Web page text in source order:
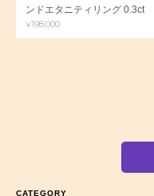
ンドエタニティリング 0.3ct
¥198,000
CATEGORY